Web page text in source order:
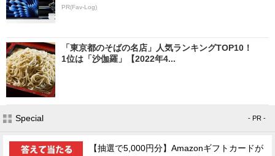
PR(Fav-Log)
「東京都のそばの名店」人気ランキングTOP10！
1位は「沙伽羅」【2022年4...
Special - PR -
【抽選で5,000円分】Amazonギフトカードが